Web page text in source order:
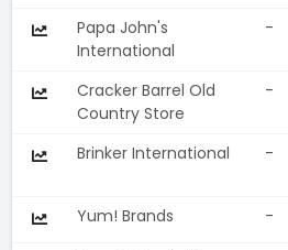
Papa John's
International
-
Cracker Barrel Old
Country Store
-
Brinker International
-
Yum! Brands
-